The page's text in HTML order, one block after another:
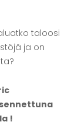
taloosi
ja on
!